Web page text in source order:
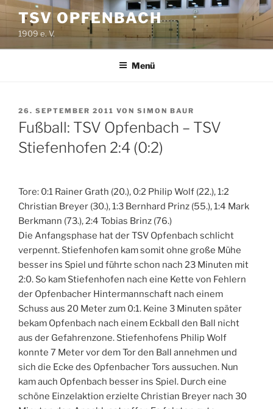
Zum
Inhalt
springen
TSV OPFENBACH
1909 e. V.
Menü
VERÖFFENTLICHT
AM
26. SEPTEMBER 2011 VON SIMON BAUR
Fußball: TSV Opfenbach – TSV
Stiefenhofen 2:4 (0:2)
Tore: 0:1 Rainer Grath (20.), 0:2 Philip Wolf (22.), 1:2
Christian Breyer (30.), 1:3 Bernhard Prinz (55.), 1:4 Mark
Berkmann (73.), 2:4 Tobias Brinz (76.)
Die Anfangsphase hat der TSV Opfenbach schlicht
verpennt. Stiefenhofen kam somit ohne große Mühe
besser ins Spiel und führte schon nach 23 Minuten mit
2:0. So kam Stiefenhofen nach eine Kette von Fehlern
der Opfenbacher Hintermannschaft nach einem
Schuss aus 20 Meter zum 0:1. Keine 3 Minuten später
bekam Opfenbach nach einem Eckball den Ball nicht
aus der Gefahrenzone. Stiefenhofens Philip Wolf
konnte 7 Meter vor dem Tor den Ball annehmen und
sich die Ecke des Opfenbacher Tors aussuchen. Nun
kam auch Opfenbach besser ins Spiel. Durch eine
schöne Einzelaktion erzielte Christian Breyer nach 30